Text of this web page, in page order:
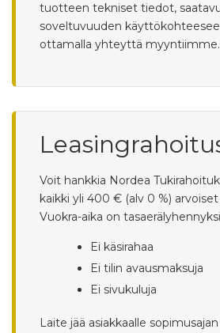
tuotteen tekniset tiedot,
soveltuvuuden
ottamalla yhteyttä myyntiimme.
Voit hankkia Nordea
kaikki yli 400 € (alv 0 %)
Vuokra-aika on
Ei käsirahaa
Ei tilin avausmaksuja
Ei sivukuluja
Laite jää asiakkaalle